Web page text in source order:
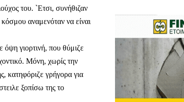
διαβάζεις δωρεάν. Η ενημέρωση πρέπει να
της δημοσιογραφίας μας.
λιγότερο από 1 λεπτό.
του. `Ετσι, συνήθιζαν
αναμενόταν να είναι
όψη γιορτινή, που θύμιζε
Μόνη, χωρίς την
κατηφόριζε γρήγορα για
ξοπίσω της το